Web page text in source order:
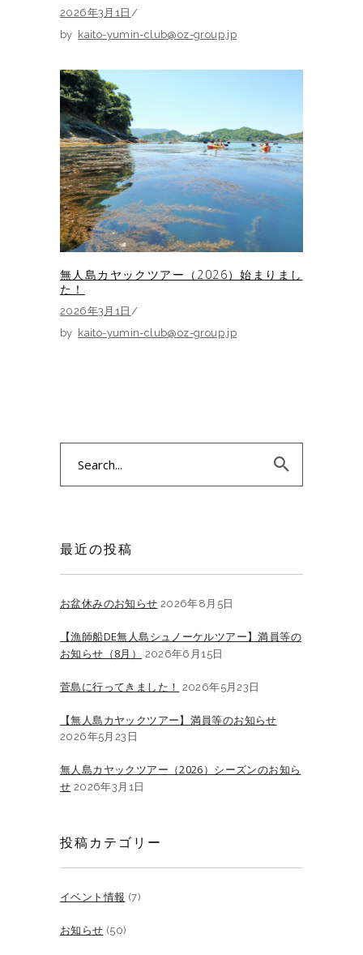
2026年3月1日
by kaito-yumin-club@oz-group.jp
無人島カヤックツアー（2026）始まりまし
た！
2026年3月1日
by kaito-yumin-club@oz-group.jp
最近の投稿
お盆休みのお知らせ 2026年8月5日
【漁師船DE無人島シュノーケルツアー】満員等の
お知らせ（8月）
2026年6月15日
菅島に行ってきました！ 2026年5月23日
【無人島カヤックツアー】満員等のお知らせ
2026年5月23日
無人島カヤックツアー（2026）シーズンのお知ら
せ 2026年3月1日
投稿カテゴリー
イベント情報 (7)
お知らせ (50)